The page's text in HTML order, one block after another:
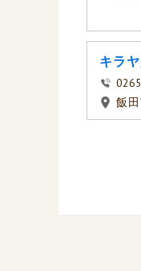
キラ
飯